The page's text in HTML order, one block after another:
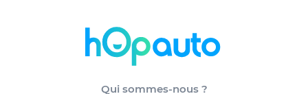
Qui sommes-nous ?